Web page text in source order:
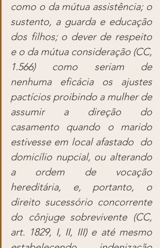
como o da mútua assistência; o
sustento, a guarda e educação
dos filhos; o dever de respeito
e o da mútua consideração (CC,
1.566) como seriam de
nenhuma eficácia os ajustes
pactícios proibindo a mulher de
assumir a direção do
casamento quando o marido
estivesse em local afastado  do
domicílio nupcial, ou alterando
a ordem de vocação
hereditária, e, portanto, o
direito sucessório concorrente
do cônjuge sobrevivente (CC,
art. 1829, I, II, III) e até mesmo